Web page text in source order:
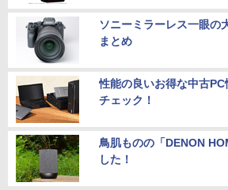
ソニーミラーレス一眼の
まとめ
性能の良いお得な中古
チェック！
鳥肌ものの「DENON
した！